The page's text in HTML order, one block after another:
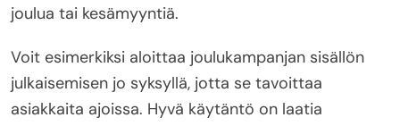
joulua tai kesämyyntiä.
Voit esimerkiksi aloittaa joulukampanjan sisällön
julkaisemisen jo syksyllä, jotta se tavoittaa
asiakkaita ajoissa. Hyvä käytäntö on laatia